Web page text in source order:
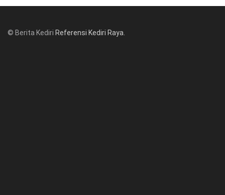
© Berita Kediri Referensi Kediri Raya